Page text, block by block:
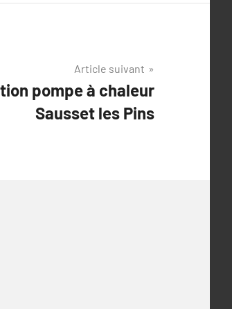
Article suivant
pompe à chaleur
Sausset les Pins